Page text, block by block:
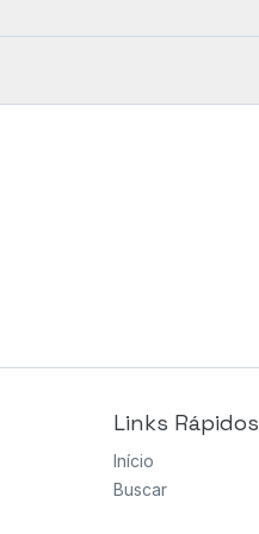
Links Rápidos
Início
Buscar